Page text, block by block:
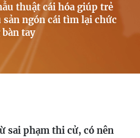
thuật cái hóa giúp trẻ
sản ngón cái tìm lại chức
bàn tay
sai phạm thi cử, có nên